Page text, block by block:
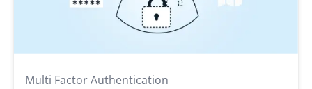
Multi Factor Authentication